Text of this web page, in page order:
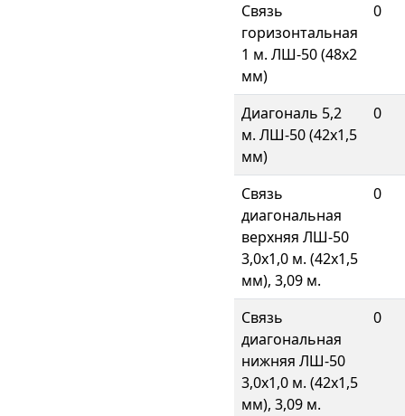
Связь
горизонтальная
1 м. ЛШ-50 (48х2
мм)
0
Диагональ 5,2
м. ЛШ-50 (42х1,5
мм)
0
Связь
диагональная
верхняя ЛШ-50
3,0х1,0 м. (42х1,5
мм), 3,09 м.
0
Связь
диагональная
нижняя ЛШ-50
3,0х1,0 м. (42х1,5
мм), 3,09 м.
0